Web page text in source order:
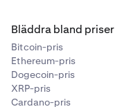
Bläddra bland priser
Bitcoin-pris
Ethereum-pris
Dogecoin-pris
XRP-pris
Cardano-pris